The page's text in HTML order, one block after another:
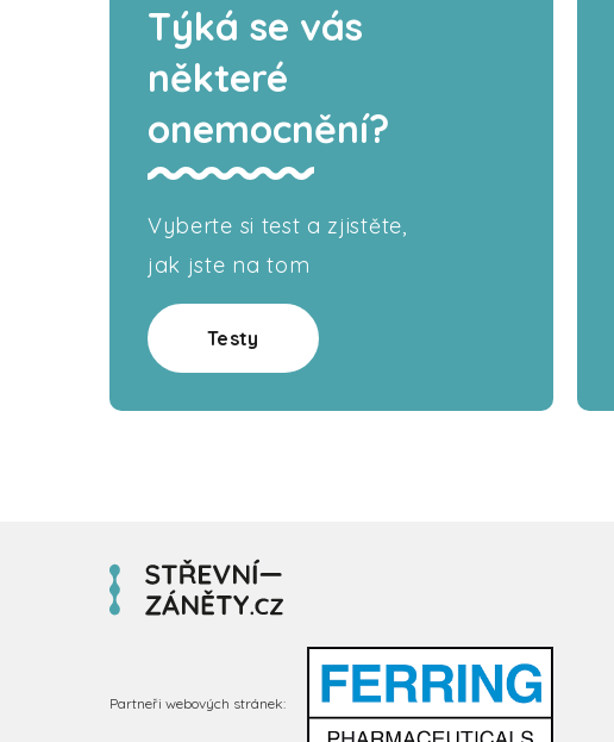
Týká se vás
některé
onemocnění?
Vyberte si test a zjistěte,
jak jste na tom
Testy
Partneři webových stránek: